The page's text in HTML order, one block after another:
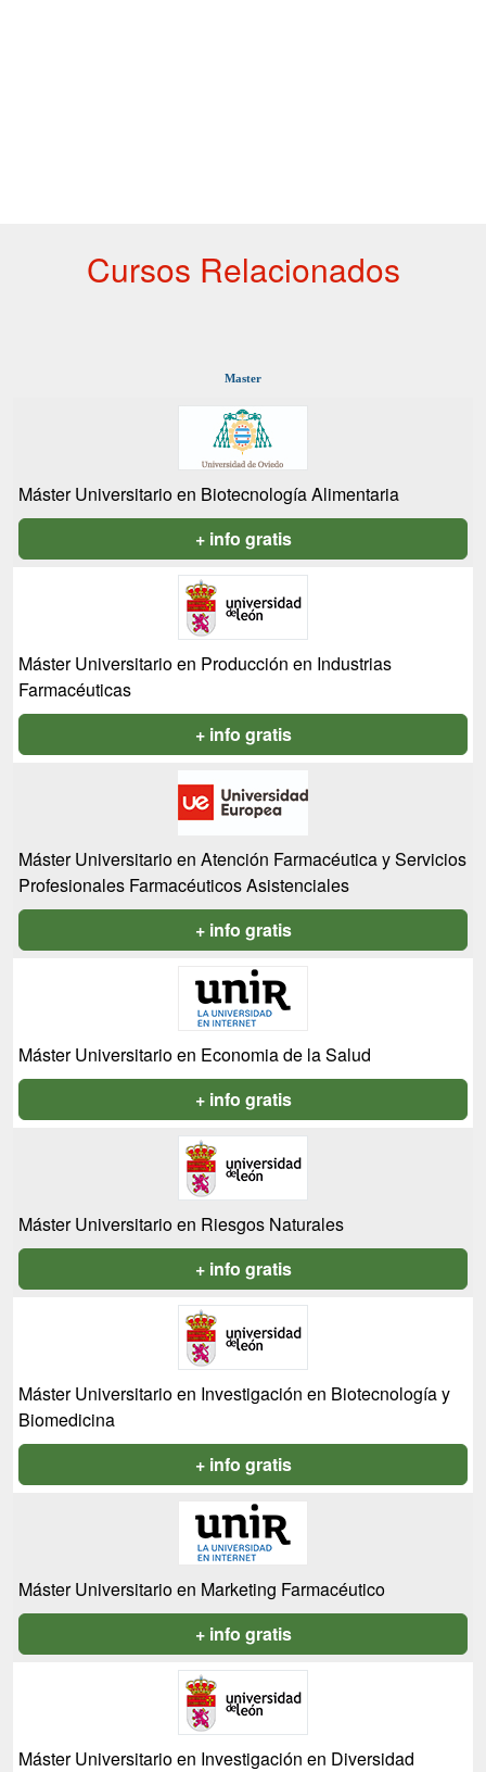
Cursos Relacionados
Master
Máster Universitario en Biotecnología Alimentaria
+ info gratis
Máster Universitario en Producción en Industrias
Farmacéuticas
+ info gratis
Máster Universitario en Atención Farmacéutica y Servicios
Profesionales Farmacéuticos Asistenciales
+ info gratis
Máster Universitario en Economia de la Salud
+ info gratis
Máster Universitario en Riesgos Naturales
+ info gratis
Máster Universitario en Investigación en Biotecnología y
Biomedicina
+ info gratis
Máster Universitario en Marketing Farmacéutico
+ info gratis
Máster Universitario en Investigación en Diversidad